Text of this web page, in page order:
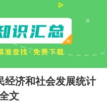
经济和社会发展统计
文